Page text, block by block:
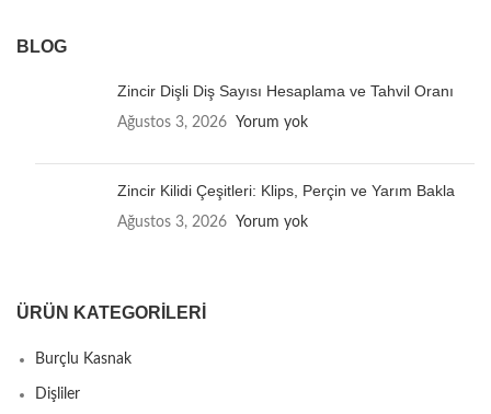
BLOG
Zincir Dişli Diş Sayısı Hesaplama ve Tahvil Oranı
Ağustos 3, 2026 Yorum yok
Zincir Kilidi Çeşitleri: Klips, Perçin ve Yarım Bakla
Ağustos 3, 2026 Yorum yok
ÜRÜN KATEGORILERI
Burçlu Kasnak
Dişliler